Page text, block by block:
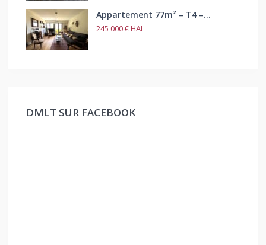
Appartement 77m² – T4 –...
245 000 €HAI
DMLT SUR FACEBOOK